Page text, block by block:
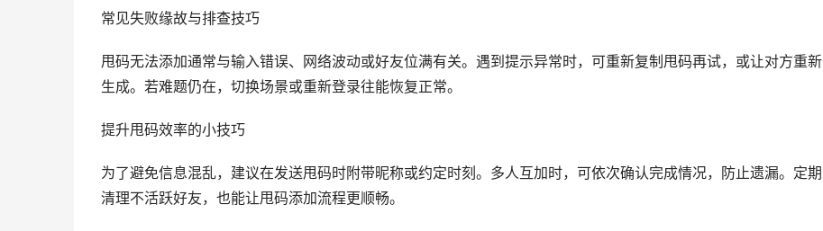
常见失败缘故与排查技巧
甩码无法添加通常与输入错误、网络波动或好友位满有关。遇到提示异常时，可重新复制甩码再试，或让对方重新
生成。若难题仍在，切换场景或重新登录往能恢复正常。
提升甩码效率的小技巧
为了避免信息混乱，建议在发送甩码时附带昵称或约定时刻。多人互加时，可依次确认完成情况，防止遗漏。定期
清理不活跃好友，也能让甩码添加流程更顺畅。